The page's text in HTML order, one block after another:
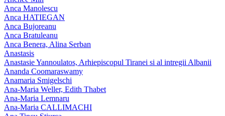
Anca Manolescu
Anca HATIEGAN
Anca Bujoreanu
Anca Bratuleanu
Anca Benera, Alina Serban
Anastasis
Anastasie Yannoulatos, Arhiepiscopul Tiranei si al intregii Albanii
Ananda Coomaraswamy
Anamaria Smigelschi
Ana-Maria Weller, Edith Thabet
Ana-Maria Lemnaru
Ana-Maria CALLIMACHI